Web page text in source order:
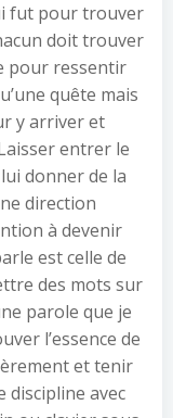
fut pour trouver
doit trouver
pour ressentir
quête mais
y arriver et
entrer le
donner de la
direction
à devenir
est celle de
des mots sur
parole que je
l’essence de
et tenir
discipline avec